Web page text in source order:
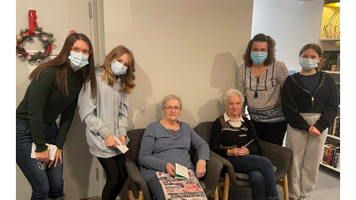
cartes
aux
résidents